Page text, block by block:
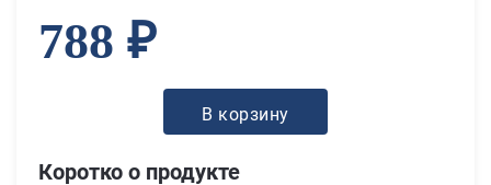
Коротко о продукте
788 ₽
В корзину